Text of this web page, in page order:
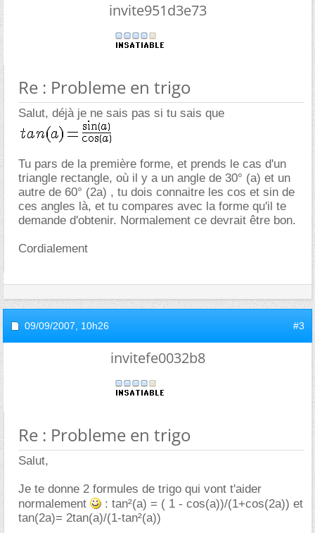
invite951d3e73
Re : Probleme en trigo
Salut, déjà je ne sais pas si tu sais que
Tu pars de la première forme, et prends le cas d'un
triangle rectangle, où il y a un angle de 30° (a) et un
autre de 60° (2a) , tu dois connaitre les cos et sin de
ces angles là, et tu compares avec la forme qu'il te
demande d'obtenir. Normalement ce devrait être bon.
Cordialement
09/09/2007, 10h26 #3
invitefe0032b8
Re : Probleme en trigo
Salut,
Je te donne 2 formules de trigo qui vont t'aider
normalement
: tan²(a) = ( 1 - cos(a))/(1+cos(2a)) et
tan(2a)= 2tan(a)/(1-tan²(a))